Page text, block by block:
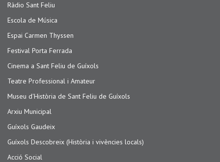
Ràdio Sant Feliu
Escola de Música
Espai Carmen Thyssen
Festival Porta Ferrada
Cinema a Sant Feliu de Guíxols
Teatre Professional i Amateur
Museu d'Història de Sant Feliu de Guíxols
Arxiu Municipal
Guíxols Gaudeix
Guíxols Descobreix (Història i vivències locals)
Acció Social